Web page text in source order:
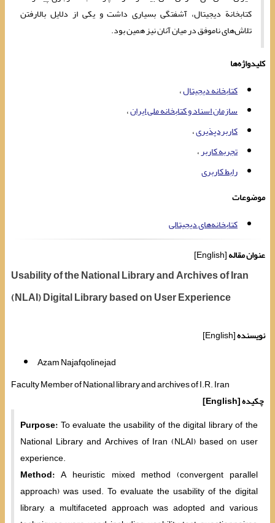
کتابخانة دیجیتال، آشفتگی بسیاری داشت و یکی از دلایل بالارفتن
تلاش‌های ناموفق در میان آنان نیز همین بود.
کلیدواژه‌ها
کتابخانه دیجیتال
سازمان اسناد و کتابخانه ‌‌‌ملی ایران
کاربردپذیری
تجربه کاربر
رابط کاربری
موضوعات
کتابخانه‌های دیجیتالی
عنوان مقاله[English]
Usability of the National Library and Archives of Iran
(NLAI) Digital Library based on User Experience
نویسنده[English]
Azam Najafqolinejad
Faculty Member of National library and archives of I.R. Iran
چکیده[English]
Purpose:To evaluate the usability of the digital library of the
National Library and Archives of Iran (NLAI) based on user
experience.
Method:A heuristic mixed method (convergent parallel
approach) was used. To evaluate the usability of the digital
library, a multifaceted approach was adopted and various